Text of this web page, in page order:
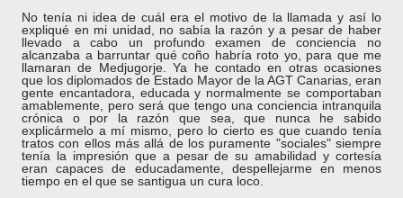
No tenía ni idea de cuál era el motivo de la llamada y así lo
expliqué en mi unidad, no sabía la razón y a pesar de haber
llevado a cabo un profundo examen de conciencia no
alcanzaba a barruntar qué coño habría roto yo, para que me
llamaran de Medjugorje. Ya he contado en otras ocasiones
que los diplomados de Estado Mayor de la AGT Canarias, eran
gente encantadora, educada y normalmente se comportaban
amablemente, pero será que tengo una conciencia intranquila
crónica o por la razón que sea, que nunca he sabido
explicármelo a mí mismo, pero lo cierto es que cuando tenía
tratos con ellos más allá de los puramente "sociales" siempre
tenía la impresión que a pesar de su amabilidad y cortesía
eran capaces de educadamente, despellejarme en menos
tiempo en el que se santigua un cura loco.